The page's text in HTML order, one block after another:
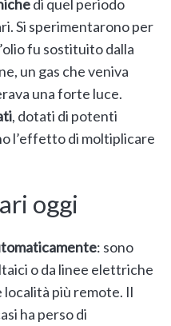
di quel periodo
Si sperimentarono per
fu sostituito dalla
un gas che veniva
una forte luce.
, dotati di potenti
l’effetto di moltiplicare
oggi
: sono
o da linee elettriche
più remote. Il
ha perso di